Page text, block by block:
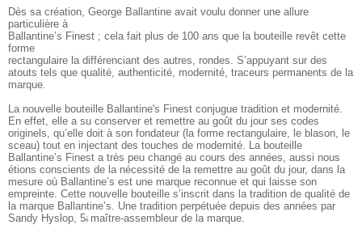
Dès sa création, George Ballantine avait voulu donner une allure
particulière à
Ballantine’s Finest ; cela fait plus de 100 ans que la bouteille revêt cette
forme
rectangulaire la différenciant des autres, rondes. S’appuyant sur des
atouts tels que qualité, authenticité, modernité, traceurs permanents de la
marque.
La nouvelle bouteille Ballantine's Finest conjugue tradition et modernité.
En effet, elle a su conserver et remettre au goût du jour ses codes
originels, qu’elle doit à son fondateur (la forme rectangulaire, le blason, le
sceau) tout en injectant des touches de modernité. La bouteille
Ballantine’s Finest a très peu changé au cours des années, aussi nous
étions conscients de la nécessité de la remettre au goût du jour, dans la
mesure où Ballantine’s est une marque reconnue et qui laisse son
empreinte. Cette nouvelle bouteille s’inscrit dans la tradition de qualité de
la marque Ballantine’s. Une tradition perpétuée depuis des années par
Sandy Hyslop, 5è maître-assembleur de la marque.